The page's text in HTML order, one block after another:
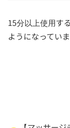
15分以上使用す
ようになっていま